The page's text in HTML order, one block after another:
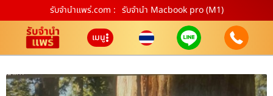
รับจํานําแพร่.com : รับจำนำ Macbook pro (M1)
เมนู